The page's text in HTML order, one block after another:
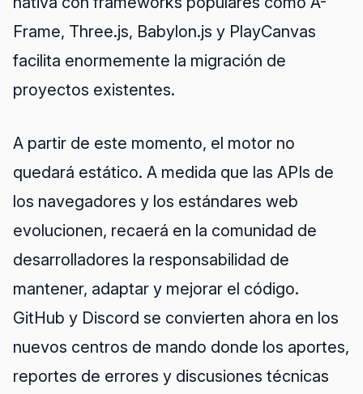
Frame, Three.js, Babylon.js y PlayCanvas
facilita enormemente la migración de
proyectos existentes.
A partir de este momento, el motor no
quedará estático. A medida que las APIs de
los navegadores y los estándares web
evolucionen, recaerá en la comunidad de
desarrolladores la responsabilidad de
mantener, adaptar y mejorar el código.
GitHub y Discord se convierten ahora en los
nuevos centros de mando donde los aportes,
reportes de errores y discusiones técnicas